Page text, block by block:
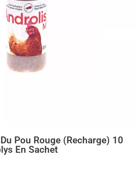
Pou Rouge (recharge) 10
En Sachet